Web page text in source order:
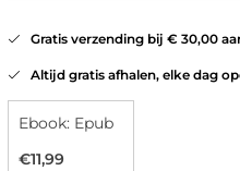
Gratis verzending bij € 30,00
Altijd gratis afhalen, elke dag
Ebook: Epub
€11,99